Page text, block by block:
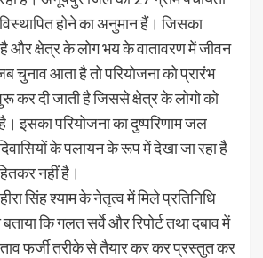
होने का अनुमान हैं। जिसका
है और क्षेत्र के लोग भय के वातावरण में जीवन
चुनाव आता है तो परियोजना को प्रारंभ
कर दी जाती है जिससे क्षेत्र के लोगो को
इसका परियोजना का दुष्परिणाम जल
के पलायन के रूप में देखा जा रहा है
नहीं है।
सिंह श्याम के नेतृत्व में मिले प्रतिनिधि
कि गलत सर्वे और रिपोर्ट तथा दबाव में
फर्जी तरीके से तैयार कर कर प्रस्तुत कर